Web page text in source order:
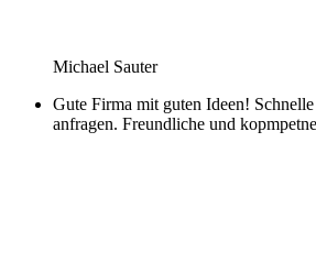
Michael Sauter
Gute Firma mit guten Ideen!
anfragen. Freundliche und